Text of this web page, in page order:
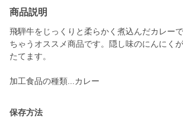
商品説明
飛騨牛をじっくりと柔らかく煮込んだカレー
ちゃうオススメ商品です。隠し味のにんにく
たてます。
加工食品の種類...カレー
保存方法